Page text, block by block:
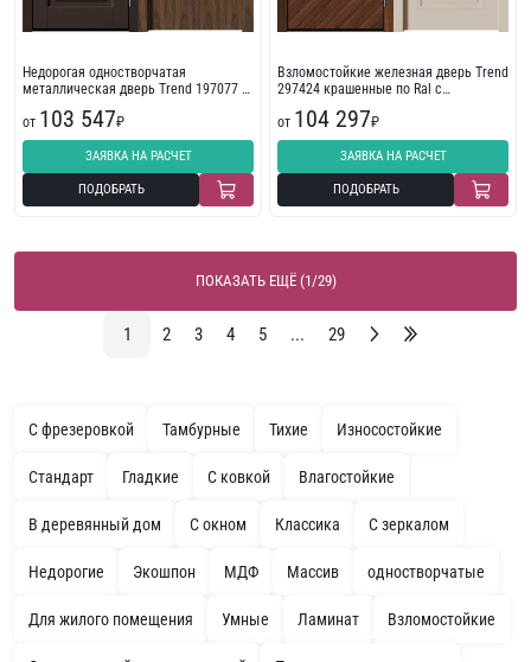
Недорогая одностворчатая
металлическая дверь Trend 197077 с
от 103 547₽
ЗАЯВКА НА РАСЧЕТ
ПОДОБРАТЬ
Взломостойкие железная дверь Trend
297424 крашенные по Ral с
от 104 297₽
ЗАЯВКА НА РАСЧЕТ
ПОДОБРАТЬ
ПОКАЗАТЬ ЕЩЁ (1/29)
1 2 3 4 5 ... 29
С фрезеровкой Тамбурные Тихие Износостойкие
Стандарт Гладкие С ковкой Влагостойкие
В деревянный дом С окном Классика С зеркалом
Недорогие Экошпон МДФ Массив одностворчатые
Для жилого помещения Умные Ламинат Взломостойкие